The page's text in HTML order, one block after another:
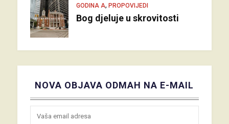
GODINA A, PROPOVIJEDI
Bog djeluje u skrovitosti
NOVA OBJAVA ODMAH NA E-MAIL